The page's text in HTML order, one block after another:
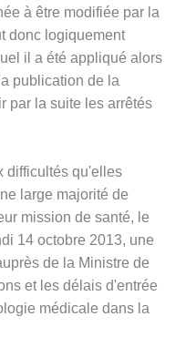
à être modifiée par la
donc logiquement
il a été appliqué alors
publication de la
par la suite les arrêtés
difficultés qu'elles
large majorité de
mission de santé, le
14 octobre 2013, une
de la Ministre de
et les délais d'entrée
médicale dans la